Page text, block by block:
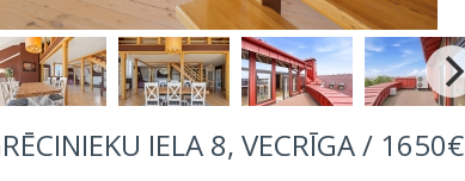
IELA 8, VECRĪGA / 1650€